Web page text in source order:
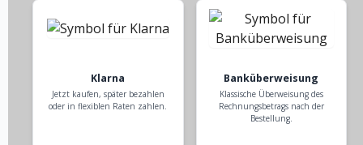
Klarna
Jetzt kaufen, später bezahlen
oder in flexiblen Raten zahlen.
Banküberweisung
Klassische Überweisung des
Rechnungsbetrags nach der
Bestellung.